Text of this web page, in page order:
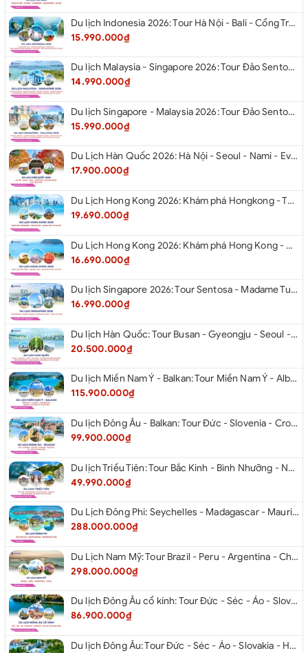
Du lịch Indonesia 2026: Tour Hà Nội - Bali - Cổng Trời Lempuyang - Swings Bali - Ngắm hoàng hôn biển Jimbaran - Kelingking - Sống Lưng Khủng Long từ Hà Nội
15.990.000₫
Du lịch Malaysia - Singapore 2026: Tour Đảo Sentosa - Madame Tussause - Garden By The Bay - Thành Cổ Malacca - Thủ Đô Kualalumpur - Cao Nguyên Genting - New Putrajaya từ Hà Nội
14.990.000₫
Du lịch Singapore - Malaysia 2026: Tour Đảo Sentosa - Madame Tussauds - Garden By The Bay - Thành cổ Malacca - Thủ đô Kuala Lumpur - Cao nguyên Genting - New Putrajaya từ Hà Nội
15.990.000₫
Du Lịch Hàn Quốc 2026: Hà Nội - Seoul - Nami - Everland - Painter Show - Thư Viện Sách
17.900.000₫
Du Lịch Hong Kong 2026: Khám phá Hongkong - Thâm Quyến - Quảng Châu từ Hà Nội
19.690.000₫
Du Lịch Hong Kong 2026: Khám phá Hong Kong - Dingding Tram - Shopping Tour từ Hà Nội
16.690.000₫
Du lịch Singapore 2026: Tour Sentosa - Madame Tussauds - Garden By The Bay - Jewel từ Hà Nội
16.990.000₫
Du lịch Hàn Quốc: Tour Busan - Gyeongju - Seoul - Đảo Nami - Tàu Điện Ven Biển Haeundae - Cầu Kính Oryukdo - Làng Văn Hóa Huinnyeoul từ Hà Nội 2026
20.500.000₫
Du lịch Miền Nam Ý - Balkan: Tour Miền Nam Ý - Albania - Montenegro - Croatia - Slovenia từ Hà Nội 2026
115.900.000₫
Du lịch Đông Âu - Balkan: Tour Đức - Slovenia - Croatia - Hungary - Slovakia - Áo - Séc từ Hà Nội 2026
99.900.000₫
Du lịch Triều Tiên: Tour Bắc Kinh - Bình Nhưỡng - Núi Myohyang - Kaesong - Bàn Môn Điếm - Đan Đông từ Hà Nội 2026
49.990.000₫
Du Lịch Đông Phi: Seychelles - Madagascar - Mauritius 2026
288.000.000₫
Du Lịch Nam Mỹ: Tour Brazil - Peru - Argentina - Chile 2026
298.000.000₫
Du lịch Đông Âu cổ kính: Tour Đức - Séc - Áo - Slovakia - Hungary - Ba Lan từ Hà Nội 2026
86.900.000₫
Du lịch Đông Âu: Tour Đức - Séc - Áo - Slovakia - Hungary từ Hà Nội 2026